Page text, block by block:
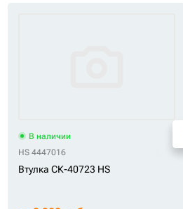
В наличии
HS 4447016
Втулка СК-40723 HS